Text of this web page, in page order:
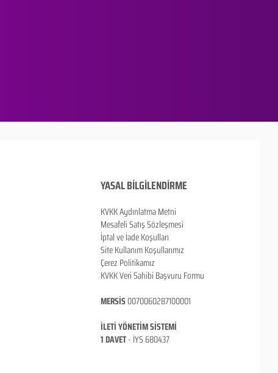
YASAL BİLGİLENDİRME
KVKK Aydınlatma Metni
Mesafeli Satış Sözleşmesi
İptal ve İade Koşulları
Site Kullanım Koşullarımız
Çerez Politikamız
KVKK Veri Sahibi Başvuru Formu
MERSİS0070060287100001
İLETİ YÖNETİM SİSTEMİ
1 DAVET- İYS 680437